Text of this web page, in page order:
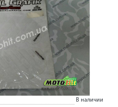
В наличии